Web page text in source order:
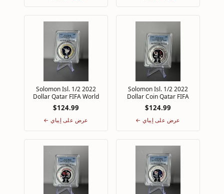
2022 Solomon Isl. 1/2
Dollar Coin Qatar FIFA
Cup PCGS MS68 Top Pop
1/0 Qatar
$124.99
عرض على إيباي ←
2022 Solomon Isl. 1/2
Dollar Qatar FIFA World
Cup PCGS MS69 Top Pop
1/0 La'eeb
$124.99
عرض على إيباي ←